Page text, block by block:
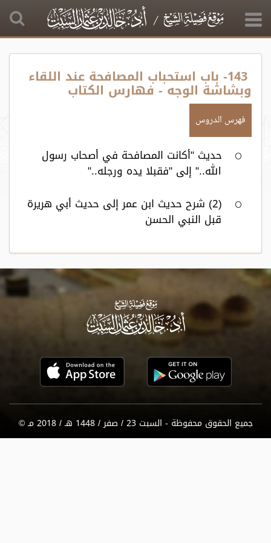
143- باب استحباب المصافحة عند اللقاء
وبشاشة الوجه - فهارس الكتاب
فهرس الدروس
حديث "أكانت المصافحة في أصحاب رسول
الله.." إلى "فقبلا يده ورجله.."
(2) شرح حديث ابن عمر إلى حديث أبي هريرة
قبل النبي الحسن
جميع الحقوق محفوظة - السبت 23 / صفر / 1448 هـ / 2018 مـ ©